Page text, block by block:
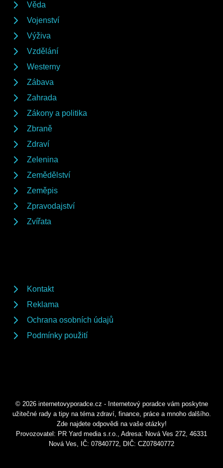
Věda
Vojenství
Výživa
Vzdělání
Westerny
Zábava
Zahrada
Zákony a politika
Zbraně
Zdraví
Zelenina
Zemědělství
Zeměpis
Zpravodajství
Zvířata
Kontakt
Reklama
Ochrana osobních údajů
Podmínky použití
© 2026 internetovyporadce.cz - Internetový poradce vám poskytne
užitečné rady a tipy na téma zdraví, finance, práce a mnoho dalšího.
Zde najdete odpovědi na vaše otázky!
Provozovatel: PR Yard media s.r.o., Adresa: Nová Ves 272, 46331
Nová Ves, IČ: 07840772, DIČ: CZ07840772